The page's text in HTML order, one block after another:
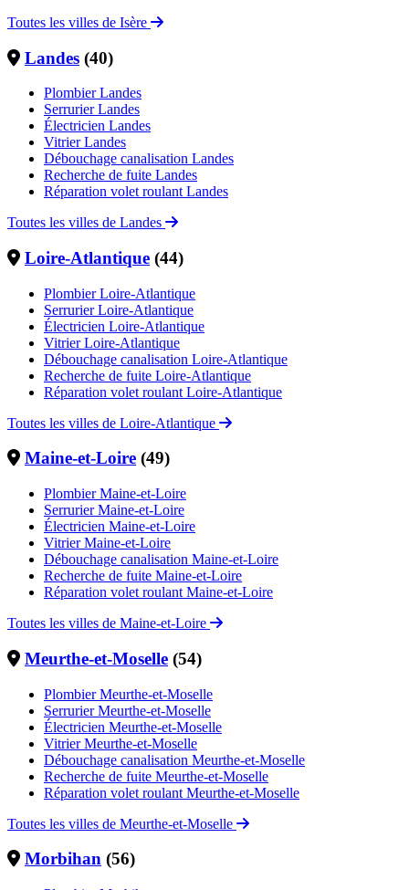
Toutes les villes de Isère
Landes (40)
Plombier Landes
Serrurier Landes
Électricien Landes
Vitrier Landes
Débouchage canalisation Landes
Recherche de fuite Landes
Réparation volet roulant Landes
Toutes les villes de Landes
Loire-Atlantique (44)
Plombier Loire-Atlantique
Serrurier Loire-Atlantique
Électricien Loire-Atlantique
Vitrier Loire-Atlantique
Débouchage canalisation Loire-Atlantique
Recherche de fuite Loire-Atlantique
Réparation volet roulant Loire-Atlantique
Toutes les villes de Loire-Atlantique
Maine-et-Loire (49)
Plombier Maine-et-Loire
Serrurier Maine-et-Loire
Électricien Maine-et-Loire
Vitrier Maine-et-Loire
Débouchage canalisation Maine-et-Loire
Recherche de fuite Maine-et-Loire
Réparation volet roulant Maine-et-Loire
Toutes les villes de Maine-et-Loire
Meurthe-et-Moselle (54)
Plombier Meurthe-et-Moselle
Serrurier Meurthe-et-Moselle
Électricien Meurthe-et-Moselle
Vitrier Meurthe-et-Moselle
Débouchage canalisation Meurthe-et-Moselle
Recherche de fuite Meurthe-et-Moselle
Réparation volet roulant Meurthe-et-Moselle
Toutes les villes de Meurthe-et-Moselle
Morbihan (56)